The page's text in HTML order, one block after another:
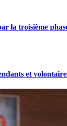
la troisième
et